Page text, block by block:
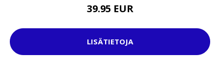
39.95 EUR
LISÄTIETOJA